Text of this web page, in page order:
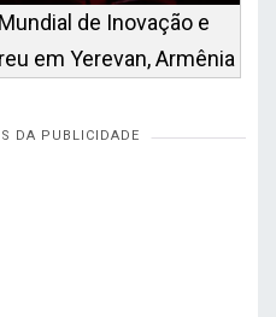
de Inovação e
em Yerevan, Armênia